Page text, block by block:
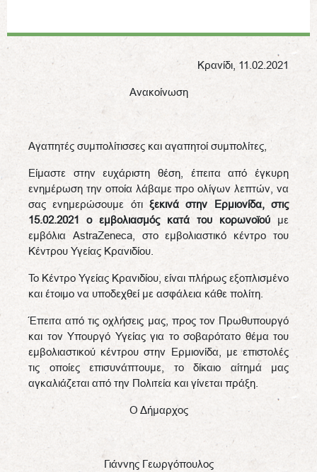
Κρανίδι, 11.02.2021
Ανακοίνωση
Αγαπητές συμπολίτισσες και αγαπητοί συμπολίτες,
Είμαστε στην ευχάριστη θέση, έπειτα από έγκυρη
ενημέρωση την οποία λάβαμε προ ολίγων λεπτών, να
σας ενημερώσουμε ότι ξεκινά στην Ερμιονίδα, στις
15.02.2021 ο εμβολιασμός κατά του κορωνοϊού με
εμβόλια AstraZeneca, στο εμβολιαστικό κέντρο του
Κέντρου Υγείας Κρανιδίου.
Το Κέντρο Υγείας Κρανιδίου, είναι πλήρως εξοπλισμένο
και έτοιμο να υποδεχθεί με ασφάλεια κάθε πολίτη.
Έπειτα από τις οχλήσεις μας, προς τον Πρωθυπουργό
και τον Υπουργό Υγείας για το σοβαρότατο θέμα του
εμβολιαστικού κέντρου στην Ερμιονίδα, με επιστολές
τις οποίες επισυνάπτουμε, το δίκαιο αίτημά μας
αγκαλιάζεται από την Πολιτεία και γίνεται πράξη.
Ο Δήμαρχος
Γιάννης Γεωργόπουλος